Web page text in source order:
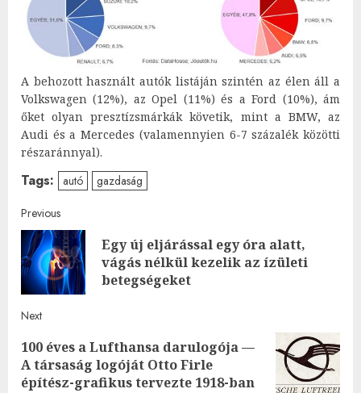
A behozott használt autók listáján szintén az élen áll a
Volkswagen (12%), az Opel (11%) és a Ford (10%), ám
őket olyan presztízsmárkák követik, mint a BMW, az
Audi és a Mercedes (valamennyien 6-7 százalék közötti
részaránnyal).
Tags: autó gazdaság
Post
navigation
Previous
Egy új eljárással egy óra alatt,
vágás nélkül kezelik az ízületi
betegségeket
Next
Next
post:
100 éves a Lufthansa darulogója —
A társaság logóját Otto Firle
építész-grafikus tervezte 1918-ban